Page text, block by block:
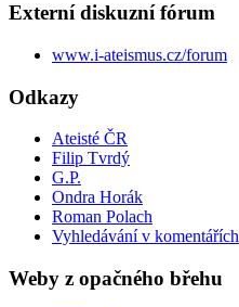
Externí diskuzní fórum
www.i-ateismus.cz/forum
Odkazy
Ateisté ČR
Filip Tvrdý
G.P.
Ondra Horák
Roman Polach
Vyhledávání v komentářích
Weby z opačného břehu